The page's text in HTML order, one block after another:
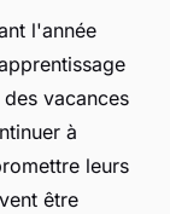
l'année
vacances
à
leurs
être